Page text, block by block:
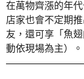
在萬物齊漲的年
店家也會不定期
友，還可享「魚
動依現場為主）。